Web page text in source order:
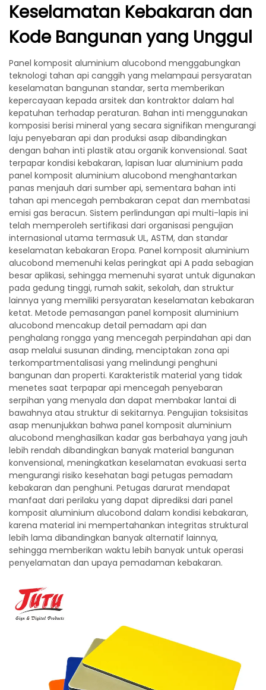
Keselamatan Kebakaran dan
Kode Bangunan yang Unggul
Panel komposit aluminium alucobond menggabungkan
teknologi tahan api canggih yang melampaui persyaratan
keselamatan bangunan standar, serta memberikan
kepercayaan kepada arsitek dan kontraktor dalam hal
kepatuhan terhadap peraturan. Bahan inti menggunakan
komposisi berisi mineral yang secara signifikan mengurangi
laju penyebaran api dan produksi asap dibandingkan
dengan bahan inti plastik atau organik konvensional. Saat
terpapar kondisi kebakaran, lapisan luar aluminium pada
panel komposit aluminium alucobond menghantarkan
panas menjauh dari sumber api, sementara bahan inti
tahan api mencegah pembakaran cepat dan membatasi
emisi gas beracun. Sistem perlindungan api multi-lapis ini
telah memperoleh sertifikasi dari organisasi pengujian
internasional utama termasuk UL, ASTM, dan standar
keselamatan kebakaran Eropa. Panel komposit aluminium
alucobond memenuhi kelas peringkat api A pada sebagian
besar aplikasi, sehingga memenuhi syarat untuk digunakan
pada gedung tinggi, rumah sakit, sekolah, dan struktur
lainnya yang memiliki persyaratan keselamatan kebakaran
ketat. Metode pemasangan panel komposit aluminium
alucobond mencakup detail pemadam api dan
penghalang rongga yang mencegah perpindahan api dan
asap melalui susunan dinding, menciptakan zona api
terkompartmentalisasi yang melindungi penghuni
bangunan dan properti. Karakteristik material yang tidak
menetes saat terpapar api mencegah penyebaran
serpihan yang menyala dan dapat membakar lantai di
bawahnya atau struktur di sekitarnya. Pengujian toksisitas
asap menunjukkan bahwa panel komposit aluminium
alucobond menghasilkan kadar gas berbahaya yang jauh
lebih rendah dibandingkan banyak material bangunan
konvensional, meningkatkan keselamatan evakuasi serta
mengurangi risiko kesehatan bagi petugas pemadam
kebakaran dan penghuni. Petugas darurat mendapat
manfaat dari perilaku yang dapat diprediksi dari panel
komposit aluminium alucobond dalam kondisi kebakaran,
karena material ini mempertahankan integritas struktural
lebih lama dibandingkan banyak alternatif lainnya,
sehingga memberikan waktu lebih banyak untuk operasi
penyelamatan dan upaya pemadaman kebakaran.